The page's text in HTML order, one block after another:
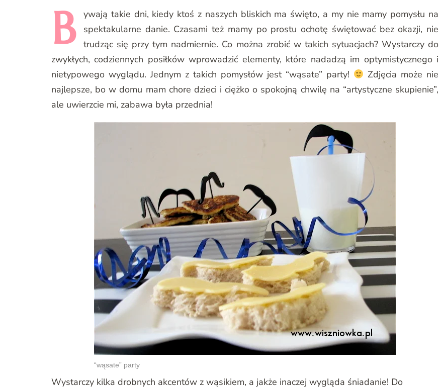
B ywają takie dni, kiedy ktoś z naszych bliskich ma święto, a my nie mamy pomysłu na
spektakularne danie. Czasami też mamy po prostu ochotę świętować bez okazji, nie
trudząc się przy tym nadmiernie. Co można zrobić w takich sytuacjach? Wystarczy do
zwykłych, codziennych posiłków wprowadzić elementy, które nadadzą im optymistycznego i
nietypowego wyglądu. Jednym z takich pomysłów jest “wąsate” party!
Zdjęcia może nie
najlepsze, bo w domu mam chore dzieci i ciężko o spokojną chwilę na “artystyczne skupienie”,
ale uwierzcie mi, zabawa była przednia!
“wąsate” party
Wystarczy kilka drobnych akcentów z wąsikiem, a jakże inaczej wygląda śniadanie! Do